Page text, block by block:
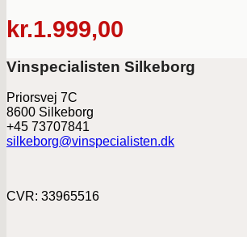
kr.1.999,00
Vinspecialisten Silkeborg
Priorsvej 7C
8600 Silkeborg
+45 73707841
silkeborg@vinspecialisten.dk
CVR: 33965516